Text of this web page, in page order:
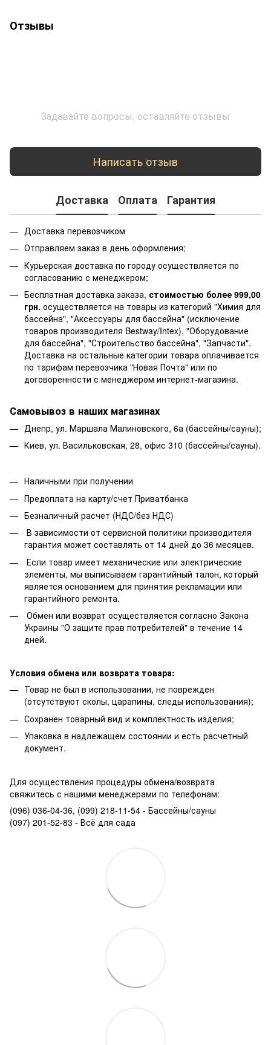
Отзывы
Задавайте вопросы, оставляйте отзывы
Написать отзыв
Доставка Оплата Гарантия
Доставка перевозчиком
Отправляем заказ в день оформления;
Курьерская доставка по городу осуществляется по
согласованию с менеджером;
Бесплатная доставка заказа, стоимостью более 999,00
грн. осуществляется на товары из категорий "Химия для
бассейна", "Аксессуары для бассейна" (исключение
товаров производителя Bestway/Intex), "Оборудование
для бассейна", "Строительство бассейна", "Запчасти".
Доставка на остальные категории товара оплачивается
по тарифам перевозчика "Новая Почта" или по
договоренности с менеджером интернет-магазина.
Самовывоз в наших магазинах
Днепр, ул. Маршала Малиновского, 6а (бассейны/сауны);
Киев, ул. Васильковская, 28, офис 310 (бассейны/сауны).
Наличными при получении
Предоплата на карту/счет Приватбанка
Безналичный расчет (НДС/без НДС)
В зависимости от сервисной политики производителя
гарантия может составлять от 14 дней до 36 месяцев.
Если товар имеет механические или электрические
элементы, мы выписываем гарантийный талон, который
является основанием для принятия рекламации или
гарантийного ремонта.
Обмен или возврат осуществляется согласно Закона
Украины "О защите прав потребителей" в течение 14
дней.
Условия обмена или возврата товара:
Товар не был в использовании, не поврежден
(отсутствуют сколы, царапины, следы использования);
Сохранен товарный вид и комплектность изделия;
Упаковка в надлежащем состоянии и есть расчетный
документ.
Для осуществления процедуры обмена/возврата
свяжитесь с нашими менеджерами по телефонам:
(096) 036-04-36, (099) 218-11-54 - Бассейны/сауны
(097) 201-52-83 - Всё для сада